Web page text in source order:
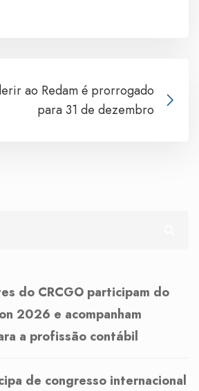
ao Redam é prorrogado
para 31 de dezembro
do CRCGO participam do
2026 e acompanham
a profissão contábil
de congresso internacional